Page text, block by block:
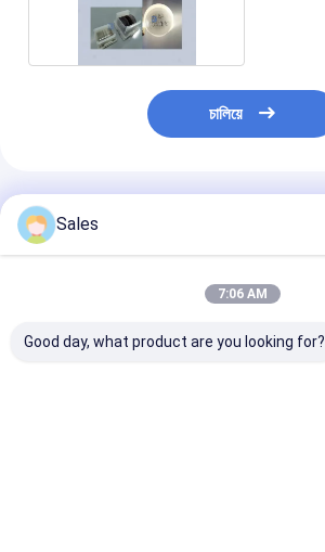
চালিয়ে
প্রস্তাবিত পণ্য
Sales
7:06 AM
Good day, what product are you looking for?